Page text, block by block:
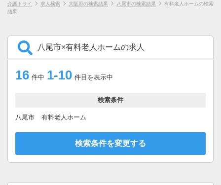
介護トライ 求人検索 大阪府の検索結果 八尾市の検索結果
有料老人ホームの検索
結果
八尾市×有料老人ホームの求人
16 件中 1-10 件目を表示中
検索条件
八尾市 有料老人ホーム
検索条件を変更する